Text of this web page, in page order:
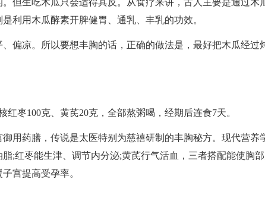
。但生吃木瓜只会适得其反。从食疗来讲，古人主要是通过木
利用木瓜酵素开脾健胃、通乳、丰乳的功效。
偏凉。所以要想丰胸的话，正确的做法是，最好把木瓜经过
红枣100克、黄芪20克，全部熬粥喝，经期后连食7天。
用药膳，传说是太医特别为慈禧研制的丰胸秘方。现代营养
;红枣能生津、调节内分泌;黄芪行气活血，三者搭配能使胸
宫提高受孕率。